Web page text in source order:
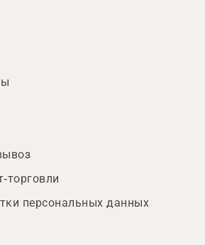
торговли
персональных данных